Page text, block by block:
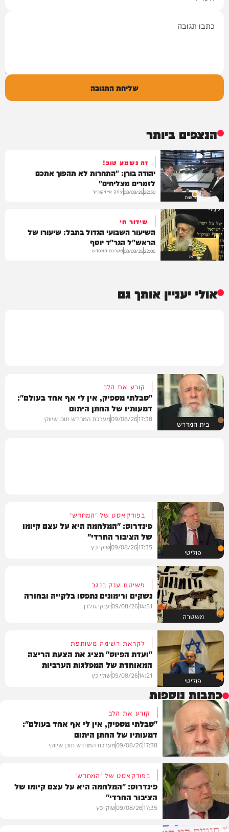
שליחת התגובה
הנצפים ביותר
חדשות
זה נשמע טוב!
יהודה בורן: "התחרות לא תהפוך אתכם
לזמרים מצליחים"
22:30
08/08/26יצחק אייזיקוביץ'
וידאו
שידור חי
השיעור השבועי הגדול בתבל: שיעורו של
הראש"ל הגר"ד יוסף
22:06
08/08/26מערכת המחדש
אולי יעניין אותך גם
בית המדרש
קורע את הלב
"סבלתי מספיק, אין לי אף אחד בעולם":
דמעותיו של החתן היתום
17:38
09/08/26מערכת המחדש תוכן שיווקי
פוליטי
בפודקאסט של 'המחדש'
פינדרוס: "המלחמה היא על עצם קיומו
של הציבור החרדי"
17:35
09/08/26שוקי כץ
משטרה
פשיטת ענק בנגב
נשקים ורימונים נתפסו בלקייה ובחורה
14:51
09/08/26יענקי גולדן
פוליטי
לקראת רשימה משותפת
"ועדת הפיוס" תציג את הצעת הריצה
המאוחדת של המפלגות הערביות
14:21
09/08/26שוקי כץ
כתבות נוספות
בית המדרש
קורע את הלב
"סבלתי מספיק, אין לי אף אחד בעולם":
דמעותיו של החתן היתום
17:38
09/08/26מערכת המחדש תוכן שיווקי
בפודקאסט של 'המחדש'
פינדרוס: "המלחמה היא על עצם קיומו של
הציבור החרדי"
17:35
09/08/26שוקי כץ